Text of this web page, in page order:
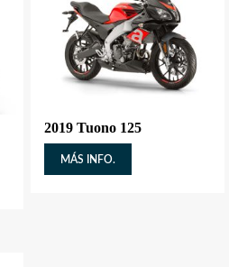
2019 Tuono 125
MÁS INFO.